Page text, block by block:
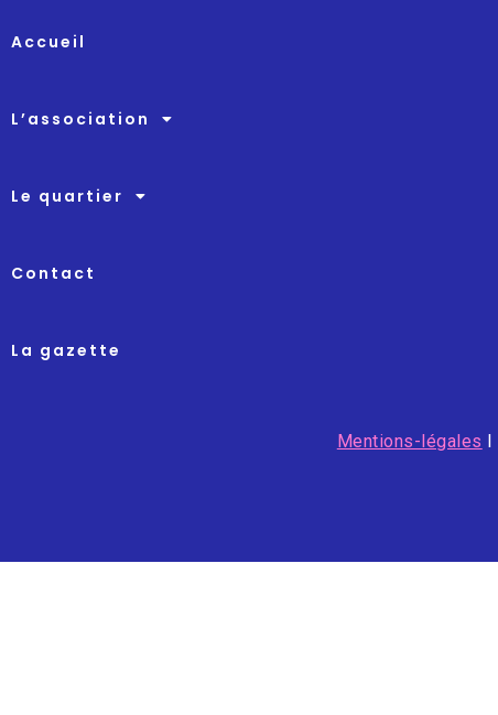
Accueil
L’association
Le quartier
Contact
La gazette
Mentions-légales I